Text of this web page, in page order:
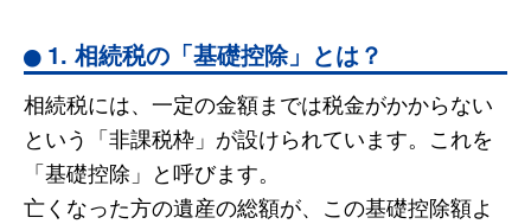
1. 相続税の「基礎控除」とは？
相続税には、一定の金額までは税金がかからない
という「非課税枠」が設けられています。これを
「基礎控除」と呼びます。
亡くなった方の遺産の総額が、この基礎控除額よ